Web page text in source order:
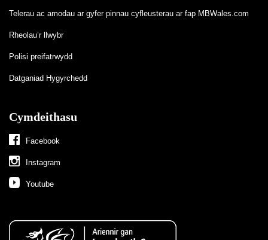
Telerau ac amodau ar gyfer pinnau cyfleusterau ar fap MBWales.com
Rheolau’r llwybr
Polisi preifatrwydd
Datganiad Hygyrchedd
Cymdeithasu
Facebook
Instagram
Youtube